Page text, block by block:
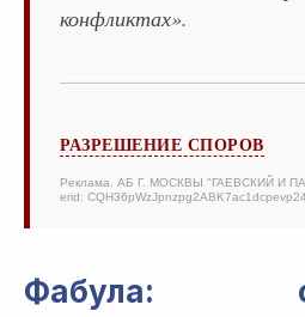
конфликтах».
РАЗРЕШЕНИЕ СПОРОВ
Реклама. АБ Г. МОСКВЫ "ГАЕВСКИЙ И
erid:
Фабула: